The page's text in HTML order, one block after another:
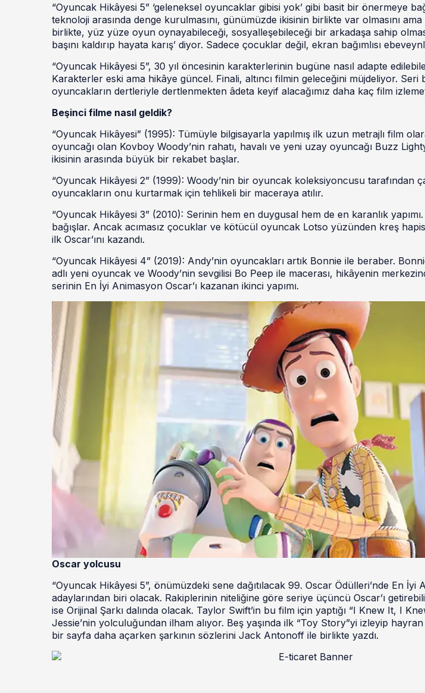
“Oyuncak Hikâyesi 5” ‘geleneksel oyuncaklar gibisi yok’ gibi basit bir önermeye
teknoloji arasında denge kurulmasını, günümüzde ikisinin birlikte var olmasını
birlikte, yüz yüze oyun oynayabileceği, sosyalleşebileceği bir arkadaşa sahip
başını kaldırıp hayata karış’ diyor. Sadece çocuklar değil, ekran bağımlısı
“Oyuncak Hikâyesi 5”, 30 yıl öncesinin karakterlerinin bugüne nasıl adapte
Karakterler eski ama hikâye güncel. Finali, altıncı filmin geleceğini müjdeliyor.
oyuncakların dertleriyle dertlenmekten âdeta keyif alacağımız daha kaç film
Beşinci filme nasıl geldik?
“Oyuncak Hikâyesi” (1995): Tümüyle bilgisayarla yapılmış ilk uzun metrajlı film
oyuncağı olan Kovboy Woody’nin rahatı, havalı ve yeni uzay oyuncağı Buzz
ikisinin arasında büyük bir rekabet başlar.
“Oyuncak Hikâyesi 2” (1999): Woody’nin bir oyuncak koleksiyoncusu tarafından
oyuncakların onu kurtarmak için tehlikeli bir maceraya atılır.
“Oyuncak Hikâyesi 3” (2010): Serinin hem en duygusal hem de en karanlık
bağışlar. Ancak acımasız çocuklar ve kötücül oyuncak Lotso yüzünden kreş
ilk Oscar’ını kazandı.
“Oyuncak Hikâyesi 4” (2019): Andy’nin oyuncakları artık Bonnie ile beraber.
adlı yeni oyuncak ve Woody’nin sevgilisi Bo Peep ile macerası, hikâyenin
serinin En İyi Animasyon Oscar’ı kazanan ikinci yapımı.
Oscar yolcusu
“Oyuncak Hikâyesi 5”, önümüzdeki sene dağıtılacak 99. Oscar Ödülleri’nde En İyi
adaylarından biri olacak. Rakiplerinin niteliğine göre seriye üçüncü Oscar’ı
ise Orijinal Şarkı dalında olacak. Taylor Swift’in bu film için yaptığı “I Knew It, I
Jessie’nin yolculuğundan ilham alıyor. Beş yaşında ilk “Toy Story”yi izleyip
bir sayfa daha açarken şarkının sözlerini Jack Antonoff ile birlikte yazdı.